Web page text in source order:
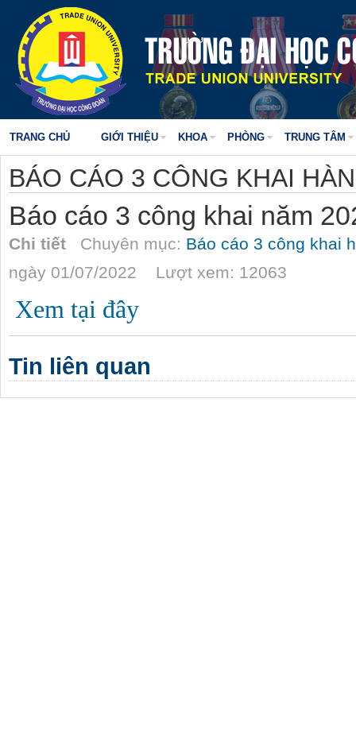
TRANG CHỦ GIỚI THIỆU KHOA PHÒNG TRUNG TÂM
BÁO CÁO 3 CÔNG KHAI
Báo cáo 3 công khai năm
Chi tiết Chuyên mục: Báo cáo 3 công khai
ngày 01/07/2022 Lượt xem: 12063
Xem tại đây
Tin liên quan